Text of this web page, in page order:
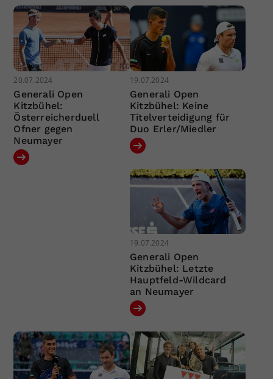
20.07.2024
Generali Open
Kitzbühel:
Österreicherduell
Ofner gegen
Neumayer
19.07.2024
Generali Open
Kitzbühel: Keine
Titelverteidigung für
Duo Erler/Miedler
19.07.2024
Generali Open
Kitzbühel: Letzte
Hauptfeld-Wildcard
an Neumayer